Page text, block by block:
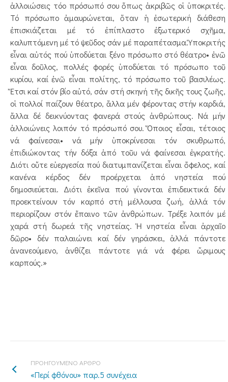
ἀλλοιώσεις τόο πρόσωπό σου ὅπως ἀκριβῶς oἱ ὑποκριτές.
Τό πρόσωπο ἀμαυρώνεται, ὅταν ἡ ἐσωτερική διάθεση
ἐπισκιάζεται μέ τό ἐπίπλαστο ἐξωτερικό σχῆμα,
καλυπτόμενη μέ τό ψεῦδος σάν μέ παραπέτασμα.Ὑποκριτής
εἶναι αὐτός πού ὑποδύεται ξένο πρόσωπο στό θέατρο• ἐνῶ
εἶναι δοῦλος, πολλές φορές ὑποδύεται τό πρόσωπο τοῦ
κυρίου, καί ἐνῶ εἶναι πολίτης, τό πρόσωπο τοῦ βασιλέως.
Ἔτσι καί στόν βίο αὐτό, σάν στή σκηνή τῆς δικῆς τους ζωῆς,
οἱ πολλοί παίζουν θέατρο, ἄλλα μέν φέροντας στήν καρδιά,
ἄλλα δέ δεικνύοντας φανερά στούς ἀνθρώπους. Νά μήν
ἀλλοιώνεις λοιπόν τό πρόσωπό σου. Ὅποιος εἶσαι, τέτοιος
νά φαίνεσαι• νά μήν ὑποκρίνεσαι τόν σκυθρωπό,
ἐπιδιώκοντας τήν δόξα ἀπό τοῦυ νά φαίνεσαι ἐγκρατής.
Διότι οὔτε εὐεργεσία πού διατυμπανίζεται εἶναι ὄφελος, καί
κανένα κέρδος δέν προέρχεται ἀπό νηστεία πού
δημοσιεύεται. Διότι ἐκεῖνα πού γίνονται ἐπιδεικτικά δέν
προεκτείνουν τόν καρπό στή μέλλουσα ζωή, ἀλλά τόν
περιορίζουν στόν ἔπαινο τῶν ἀνθρώπων. Τρέξε λοιπόν μέ
χαρά στή δωρεά τῆς νηστείας. Ἡ νηστεία εἶναι ἀρχαῖο
δῶρο• δέν παλαιώνει καί δέν γηράσκει, ἀλλά πάντοτε
ἀνανεούμενο, ἀνθίζει πάντοτε γιά νά φέρει ὥριμους
καρπούς.»
ΠΡΟΗΓΟΥΜΕΝΟ ΑΡΘΡΟ
«Περί φθόνου» παρ.5 συνέχεια